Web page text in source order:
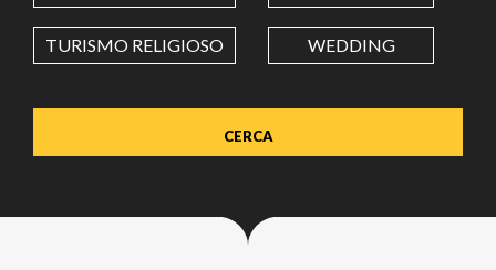
Value in decimal degrees. Use dot (.) as decimal separator.
TURISMO RELIGIOSO WEDDING